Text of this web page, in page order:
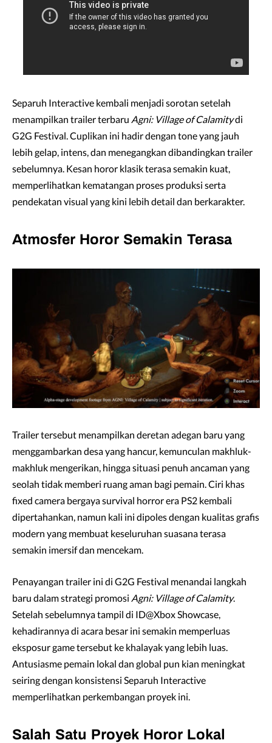
Separuh Interactive kembali menjadi sorotan setelah
menampilkan trailer terbaru Agni: Village of Calamitydi
G2G Festival. Cuplikan ini hadir dengan tone yang jauh
lebih gelap, intens, dan menegangkan dibandingkan trailer
sebelumnya. Kesan horor klasik terasa semakin kuat,
memperlihatkan kematangan proses produksi serta
pendekatan visual yang kini lebih detail dan berkarakter.
Atmosfer Horor Semakin Terasa
Trailer tersebut menampilkan deretan adegan baru yang
menggambarkan desa yang hancur, kemunculan makhluk-
makhluk mengerikan, hingga situasi penuh ancaman yang
seolah tidak memberi ruang aman bagi pemain. Ciri khas
fixed camera bergaya survival horror era PS2 kembali
dipertahankan, namun kali ini dipoles dengan kualitas grafis
modern yang membuat keseluruhan suasana terasa
semakin imersif dan mencekam.
Penayangan trailer ini di G2G Festival menandai langkah
baru dalam strategi promosi Agni: Village of Calamity.
Setelah sebelumnya tampil di ID@Xbox Showcase,
kehadirannya di acara besar ini semakin memperluas
eksposur game tersebut ke khalayak yang lebih luas.
Antusiasme pemain lokal dan global pun kian meningkat
seiring dengan konsistensi Separuh Interactive
memperlihatkan perkembangan proyek ini.
Salah Satu Proyek Horor Lokal